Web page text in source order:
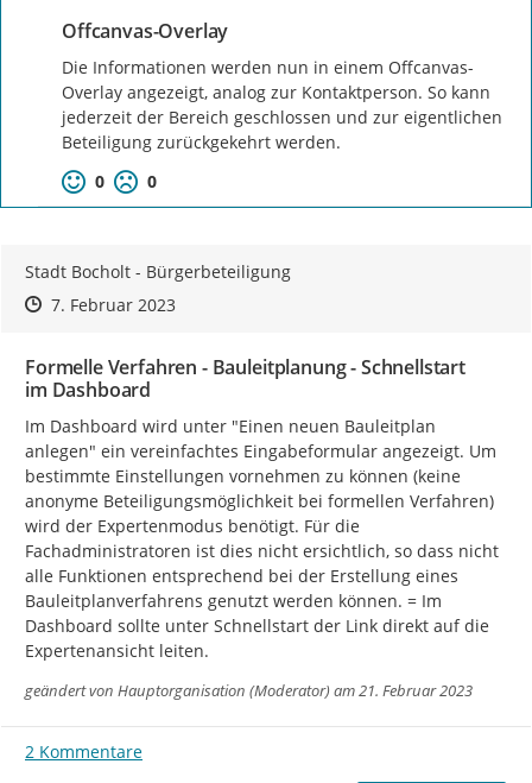
Offcanvas-Overlay
Die Informationen werden nun in einem Offcanvas-
Overlay angezeigt, analog zur Kontaktperson. So kann
jederzeit der Bereich geschlossen und zur eigentlichen
Beteiligung zurückgekehrt werden.
0
0
Stadt Bocholt - Bürgerbeteiligung
Zeitpunkt des Erstellens
Zeitpunkt des Erstellens
7. Februar 2023Zur Äußerung
Formelle Verfahren - Bauleitplanung - Schnellstart
im Dashboard
Im Dashboard wird unter "Einen neuen Bauleitplan
anlegen" ein vereinfachtes Eingabeformular angezeigt. Um
bestimmte Einstellungen vornehmen zu können (keine
anonyme Beteiligungsmöglichkeit bei formellen Verfahren)
wird der Expertenmodus benötigt. Für die
Fachadministratoren ist dies nicht ersichtlich, so dass nicht
alle Funktionen entsprechend bei der Erstellung eines
Bauleitplanverfahrens genutzt werden können. = Im
Dashboard sollte unter Schnellstart der Link direkt auf die
Expertenansicht leiten.
geändert von Hauptorganisation (Moderator)am 21. Februar 2023
2 Kommentare